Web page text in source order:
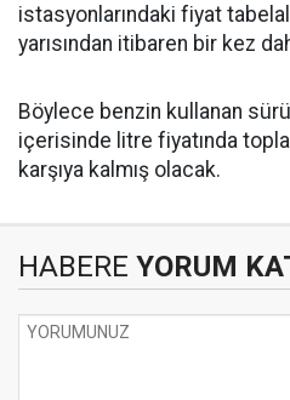
istasyonlarındaki fiyat
yarısından itibaren bir kez
Böylece benzin kullanan
içerisinde litre fiyatında
karşıya kalmış olacak.
HABERE YORUM